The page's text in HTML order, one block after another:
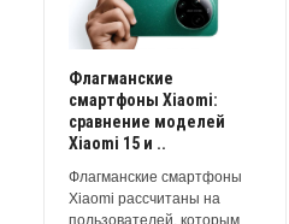
Флагманские
смартфоны Xiaomi:
сравнение моделей
Xiaomi 15 и ..
Флагманские смартфоны
Xiaomi рассчитаны на
пользователей, которым